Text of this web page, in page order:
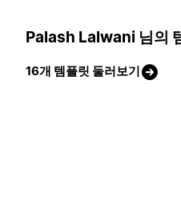
Palash Lalwani 님의
16개 템플릿 둘러보기